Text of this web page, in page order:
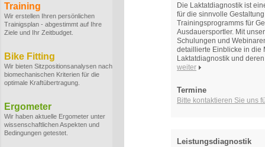
Training
Wir erstellen Ihren persönlichen
Trainigsplan - abgestimmt auf Ihre
Ziele und Ihr Zeitbudget.
Bike Fitting
Wir bieten Sitzpositionsanalysen nach
biomechanischen Kriterien für die
optimale Kraftübertragung.
Ergometer
Wir haben aktuelle Ergometer unter
wissenschaftlichen Aspekten und
Bedingungen getestet.
Die Laktatdiagnostik ist
für die sinnvolle
Trainingsprogramms für
Ausdauersportler. Mit
Schulungen und
detaillierte Einblicke in die
Laktatdiagnostik und
weiter
Termine
Bitte kontaktieren Sie uns
Leistungsdiagnostik